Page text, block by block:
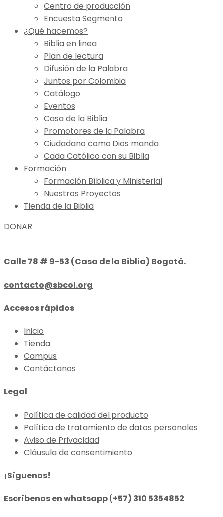
Centro de producción
Encuesta Segmento
¿Qué hacemos?
Biblia en linea
Plan de lectura
Difusión de la Palabra
Juntos por Colombia
Catálogo
Eventos
Casa de la Biblia
Promotores de la Palabra
Ciudadano como Dios manda
Cada Católico con su Biblia
Formación
Formación Bíblica y Ministerial
Nuestros Proyectos
Tienda de la Biblia
DONAR
Calle 78 # 9-53 (Casa de la Biblia) Bogotá.
contacto@sbcol.org
Accesos rápidos
Inicio
Tienda
Campus
Contáctanos
Legal
Política de calidad del producto
Política de tratamiento de datos personales
Aviso de Privacidad
Cláusula de consentimiento
¡Síguenos!
Escríbenos en whatsapp (+57) 310 5354852